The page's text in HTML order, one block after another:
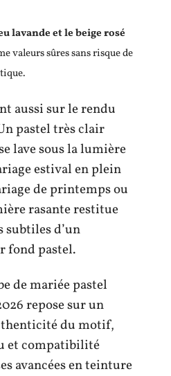
lavande et le beige rosé
valeurs sûres sans risque de
aussi sur le rendu
pastel très clair
lave sous la lumière
estival en plein
de printemps ou
rasante restitue
subtiles d’un
fond pastel.
de mariée pastel
repose sur un
du motif,
et compatibilité
avancées en teinture